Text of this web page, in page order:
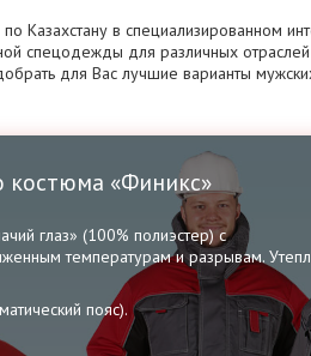
Казахстану в специализированном
спецодежды для различных
для Вас лучшие варианты
костюма «Финикс»
глаз» (100% полиэстер) с
температурам и разрывам.
пояс).